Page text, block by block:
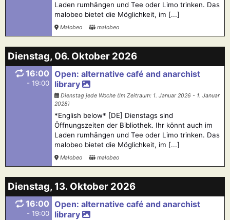
Laden rumhängen und Tee oder Limo trinken. Das
malobeo bietet die Möglichkeit, im [...]
Malobeo malobeo
Dienstag, 06. Oktober 2026
16:00
- 19:00
Open: alternative café and anarchist
library
Dienstag jede Woche (Im Zeitraum: 1. Januar 2026 - 1. Januar
2028)
*English below* [DE] Dienstags sind
Öffnungszeiten der Bibliothek. Ihr könnt auch im
Laden rumhängen und Tee oder Limo trinken. Das
malobeo bietet die Möglichkeit, im [...]
Malobeo malobeo
Dienstag, 13. Oktober 2026
16:00
- 19:00
Open: alternative café and anarchist
library